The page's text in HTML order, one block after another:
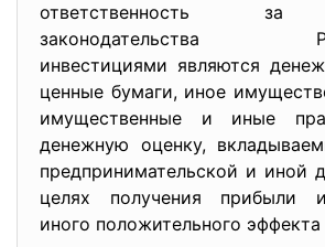
ответственность за
законодательства
инвестициями являются
ценные бумаги, иное
имущественные и иные
денежную оценку,
предпринимательской и иной
целях получения прибыли
иного положительного эффекта